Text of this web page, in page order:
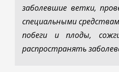
заболевшие ветки,
специальными
побеги и плоды,
распространять